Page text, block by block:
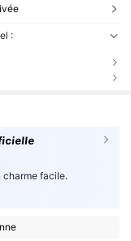
:
charme facile.